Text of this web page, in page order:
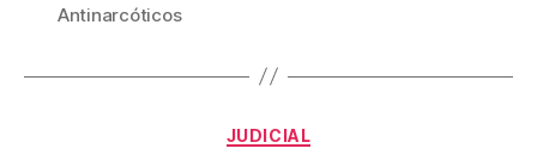
o
o
Antinarcóticos
Categorías
JUDICIAL